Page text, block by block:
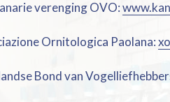
verenging OVO:
Ornitologica Paolana:
Bond van